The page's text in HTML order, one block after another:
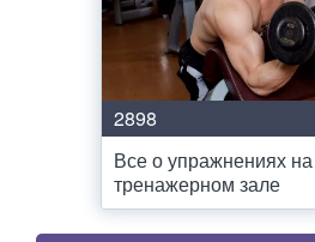
2898
Все о упражнениях
тренажерном зале